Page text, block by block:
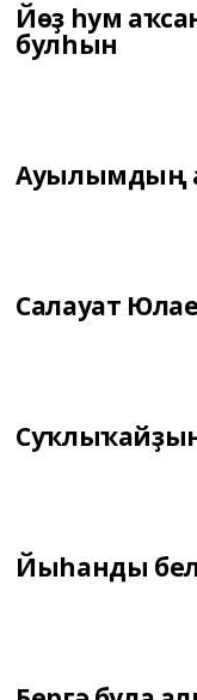
Йөҙ һум
булһын
Ауылымдың
Салауат
Йыһанды